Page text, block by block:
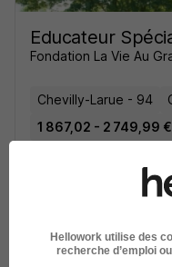
Educateur
Fondation La Vie Au
Chevilly-Larue - 94
1 867,02 - 2 749,99
Hellowork utilise des
recherche d’emploi